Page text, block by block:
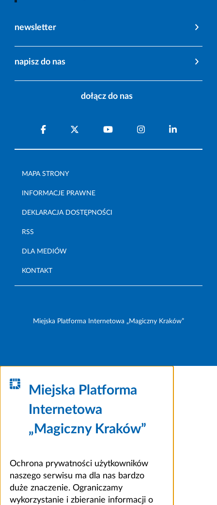
newsletter
napisz do nas
dołącz do nas
MAPA STRONY
INFORMACJE PRAWNE
DEKLARACJA DOSTĘPNOŚCI
RSS
DLA MEDIÓW
KONTAKT
Miejska Platforma Internetowa „Magiczny Kraków”
Miejska Platforma
Internetowa
„Magiczny Kraków”
Ochrona prywatności użytkowników
naszego serwisu ma dla nas bardzo
duże znaczenie. Ograniczamy
wykorzystanie i zbieranie informacji o